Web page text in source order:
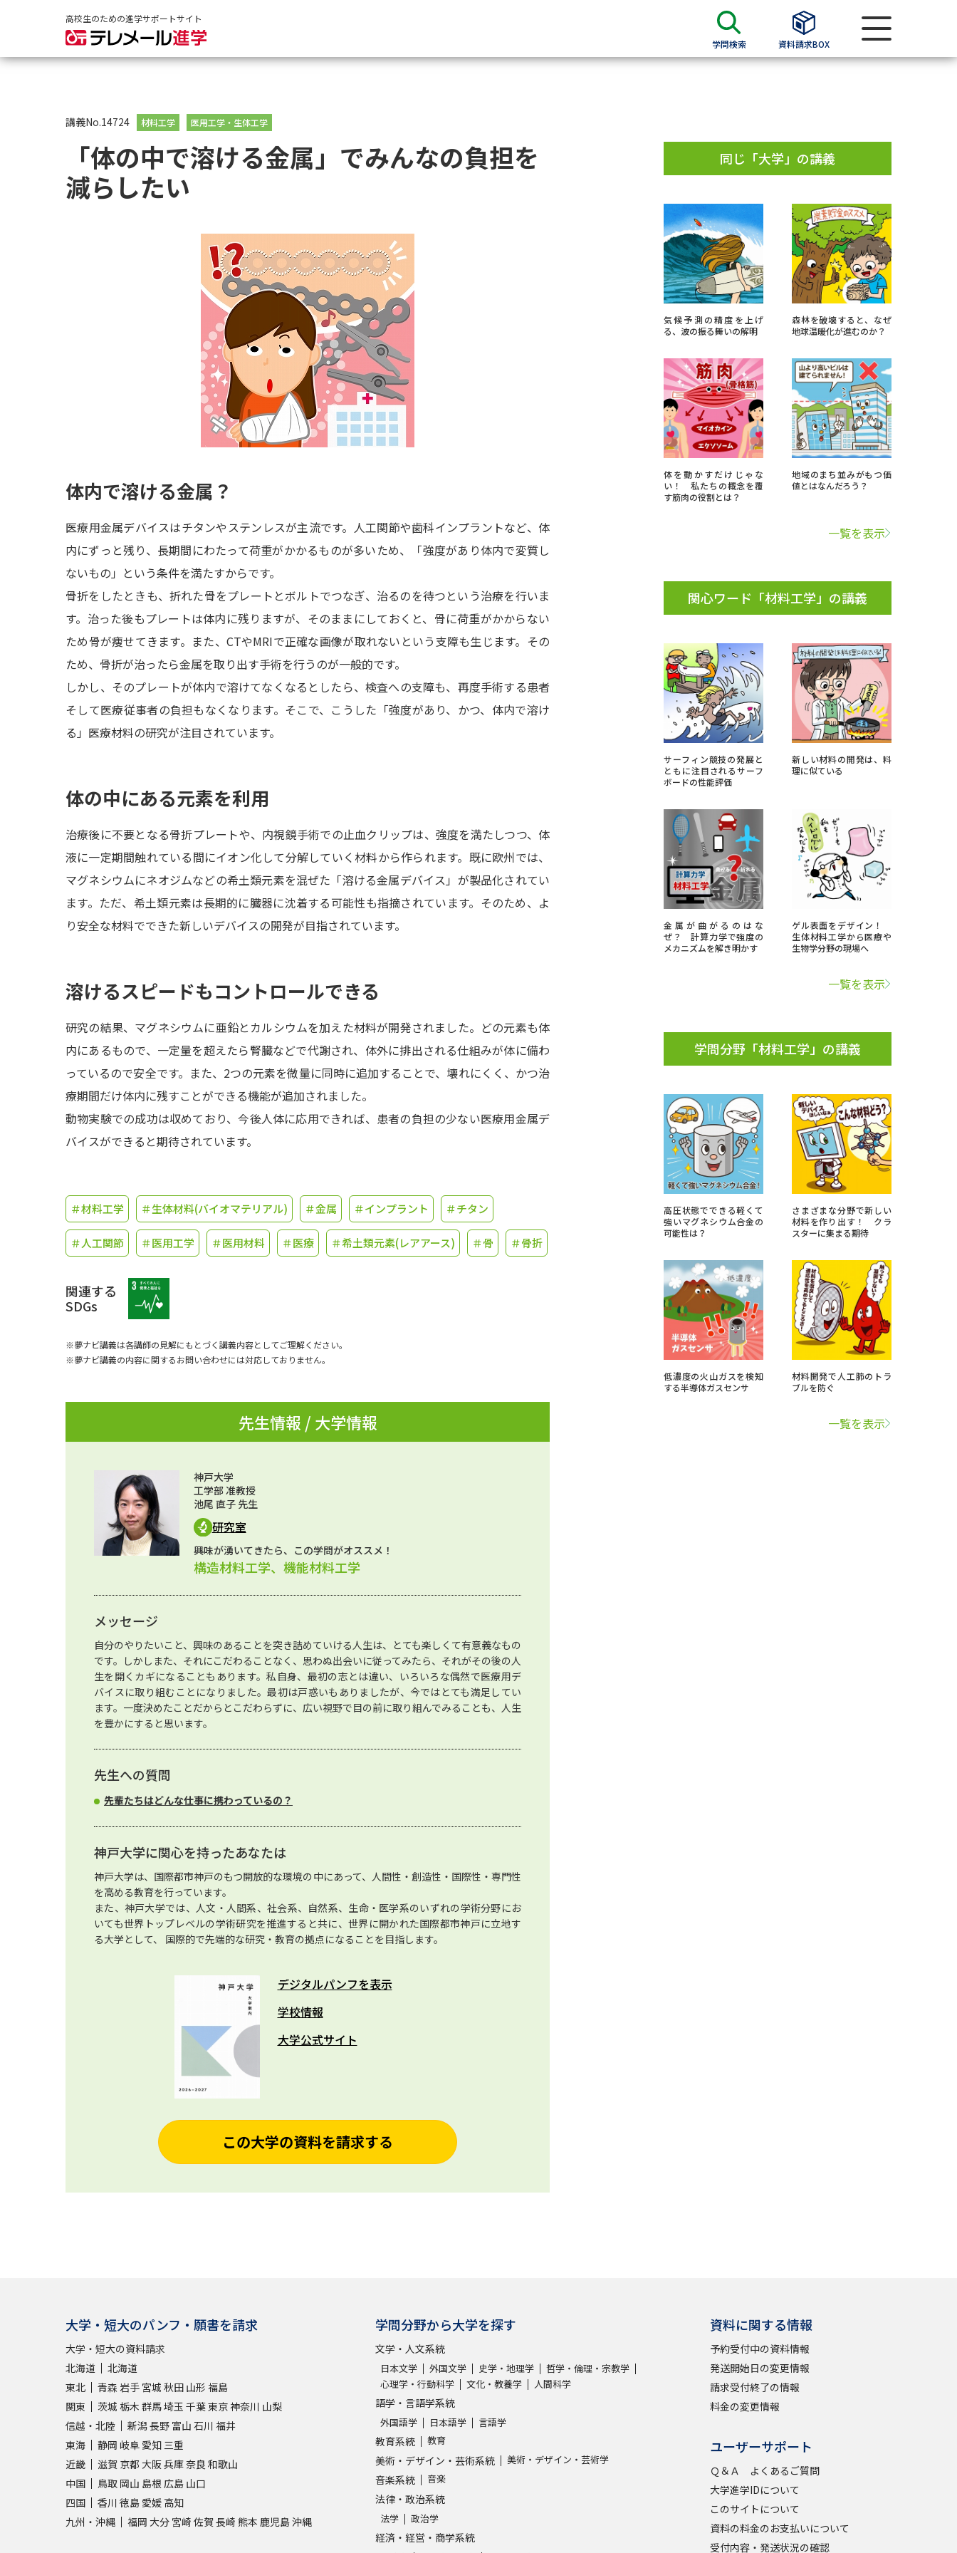
高校生のための進学サポートサイト
学問検索 資料請求BOX
大学・短大の資料種類から請求
大学パンフ
大学入学共通テスト利用選抜の募集要項＆願書
過去問題集
留学・進学関連、塾・予備校
小学校教員資格認定試験
大学検索
大学で学べる内容や特徴を調べる
新増設大学・学部・学科特集
進路の３択
新学年スタート号特集ページ（高3生用）
新学年スタート号特集ページ（高2生用）
SELFBRAND特集ページ
オープンキャンパスなどを調べる
実施プログラムから探す
資料検索
志望校・出願校を調べる
併願校選び 受験スケジュールを立てよう
先輩が入学を決めた理由
新生活お役立ちガイド
大学で学びたい学問発見
学問のミニ講義「夢ナビ講義」
このサイトについて
資料の料金の
受付内容・発送状況の確認 テレメール
お支払いサイト
個人情報取扱規定
特定商取引表記 お問合せ先 テレメール進学カタログ訂正のご案内
講義No.14724 材料工学 医用工学・生体工学
「体の中で溶ける金属」でみんなの負担を
減らしたい
体内で溶ける金属？
医療用金属デバイスはチタンやステンレスが主流です。人工関節や歯科インプラントなど、体
内にずっと残り、長期間にわたって荷重がかかるものが多いため、「強度があり体内で変質し
ないもの」という条件を満たすからです。
骨折をしたときも、折れた骨をプレートとボルトでつなぎ、治るのを待つという治療を行いま
す。治った後もプレートは体内に残りますが、そのままにしておくと、骨に荷重がかからない
ため骨が痩せてきます。また、CTやMRIで正確な画像が取れないという支障も生じます。その
ため、骨折が治ったら金属を取り出す手術を行うのが一般的です。
しかし、そのプレートが体内で溶けてなくなるとしたら、検査への支障も、再度手術する患者
そして医療従事者の負担もなくなります。そこで、こうした「強度があり、かつ、体内で溶け
る」医療材料の研究が注目されています。
体の中にある元素を利用
治療後に不要となる骨折プレートや、内視鏡手術での止血クリップは、強度を満たしつつ、体
液に一定期間触れている間にイオン化して分解していく材料から作られます。既に欧州では、
マグネシウムにネオジムなどの希土類元素を混ぜた「溶ける金属デバイス」が製品化されてい
ます。ただ、希土類元素は長期的に臓器に沈着する可能性も指摘されています。そのため、よ
り安全な材料でできた新しいデバイスの開発が目指されています。
溶けるスピードもコントロールできる
研究の結果、マグネシウムに亜鉛とカルシウムを加えた材料が開発されました。どの元素も体
内にあるもので、一定量を超えたら腎臓などで代謝され、体外に排出される仕組みが体に備わ
っているので安全です。また、2つの元素を微量に同時に追加することで、壊れにくく、かつ治
療期間だけ体内に残すことができる機能が追加されました。
動物実験での成功は収めており、今後人体に応用できれば、患者の負担の少ない医療用金属デ
バイスができると期待されています。
＃材料工学 ＃生体材料(バイオマテリアル) ＃金属 ＃インプラント ＃チタン
＃人工関節 ＃医用工学 ＃医用材料 ＃医療 ＃希土類元素(レアアース) ＃骨 ＃骨折
関連する
SDGs
※夢ナビ講義は各講師の見解にもとづく講義内容としてご理解ください。
※夢ナビ講義の内容に関するお問い合わせには対応しておりません。
先生情報 / 大学情報
神戸大学
工学部 准教授
池尾 直子 先生
研究室
興味が湧いてきたら、この学問がオススメ！
構造材料工学、機能材料工学
メッセージ
自分のやりたいこと、興味のあることを突き詰めていける人生は、とても楽しくて有意義なもの
です。しかしまた、それにこだわることなく、思わぬ出会いに従ってみたら、それがその後の人
生を開くカギになることもあります。私自身、最初の志とは違い、いろいろな偶然で医療用デ
バイスに取り組むことになりました。最初は戸惑いもありましたが、今ではとても満足してい
ます。一度決めたことだからとこだわらずに、広い視野で目の前に取り組んでみることも、人生
を豊かにすると思います。
先生への質問
先輩たちはどんな仕事に携わっているの？
神戸大学に関心を持ったあなたは
神戸大学は、国際都市神戸のもつ開放的な環境の中にあって、人間性・創造性・国際性・専門性
を高める教育を行っています。
また、神戸大学では、人文・人間系、社会系、自然系、生命・医学系のいずれの学術分野にお
いても世界トップレベルの学術研究を推進すると共に、世界に開かれた国際都市神戸に立地す
る大学として、 国際的で先端的な研究・教育の拠点になることを目指します。
デジタルパンフを表示
学校情報
大学公式サイト
この大学の資料を請求する
同じ「大学」の講義
気候予測の精度を上げ
る、波の振る舞いの解明
森林を破壊すると、なぜ
地球温暖化が進むのか？
体を動かすだけじゃな
い！ 私たちの概念を覆
す筋肉の役割とは？
地域のまち並みがもつ価
値とはなんだろう？
一覧を表示
関心ワード「材料工学」の講義
サーフィン競技の発展と
ともに注目されるサーフ
ボードの性能評価
新しい材料の開発は、料
理に似ている
金属が曲がるのはな
ぜ？ 計算力学で強度の
メカニズムを解き明かす
ゲル表面をデザイン！
生体材料工学から医療や
生物学分野の現場へ
一覧を表示
学問分野「材料工学」の講義
高圧状態でできる軽くて
強いマグネシウム合金の
可能性は？
さまざまな分野で新しい
材料を作り出す！ クラ
スターに集まる期待
低濃度の火山ガスを検知
する半導体ガスセンサ
材料開発で人工肺のトラ
ブルを防ぐ
一覧を表示
大学・短大のパンフ・願書を請求
大学・短大の資料請求
北海道
北海道
東北
青森 岩手 宮城 秋田 山形 福島
関東
茨城 栃木 群馬埼玉 千葉東京神奈川 山梨
信越・北陸
新潟長野 富山 石川 福井
東海
静岡 岐阜 愛知 三重
近畿
滋賀 京都 大阪兵庫奈良 和歌山
中国
鳥取 岡山 島根 広島 山口
四国
香川 徳島 愛媛 高知
九州・沖縄
福岡 大分 宮崎 佐賀 長崎 熊本 鹿児島沖縄
学問分野から大学を探す
文学・人文系統
日本文学 外国文学 史学・地理学
哲学・倫理・宗教学
心理学・行動科学
文化・教養学 人間科学
語学・言語学系統
外国語学 日本語学 言語学
教育系統 教育
美術・デザイン・芸術系統 美術・デザイン・芸術学
音楽系統 音楽
法律・政治系統
法学 政治学
経済・経営・商学系統
資料に関する情報
予約受付中の資料情報
発送開始日の変更情報
請求受付終了の情報
料金の変更情報
ユーザーサポート
Ｑ＆Ａ よくあるご質問
大学進学IDについて
このサイトについて
資料の料金のお支払いについて
受付内容・発送状況の確認